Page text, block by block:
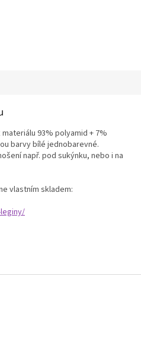
93% polyamid + 7%
barvy bílé jednobarevné.
např. pod sukýnku, nebo i na
vlastním skladem: